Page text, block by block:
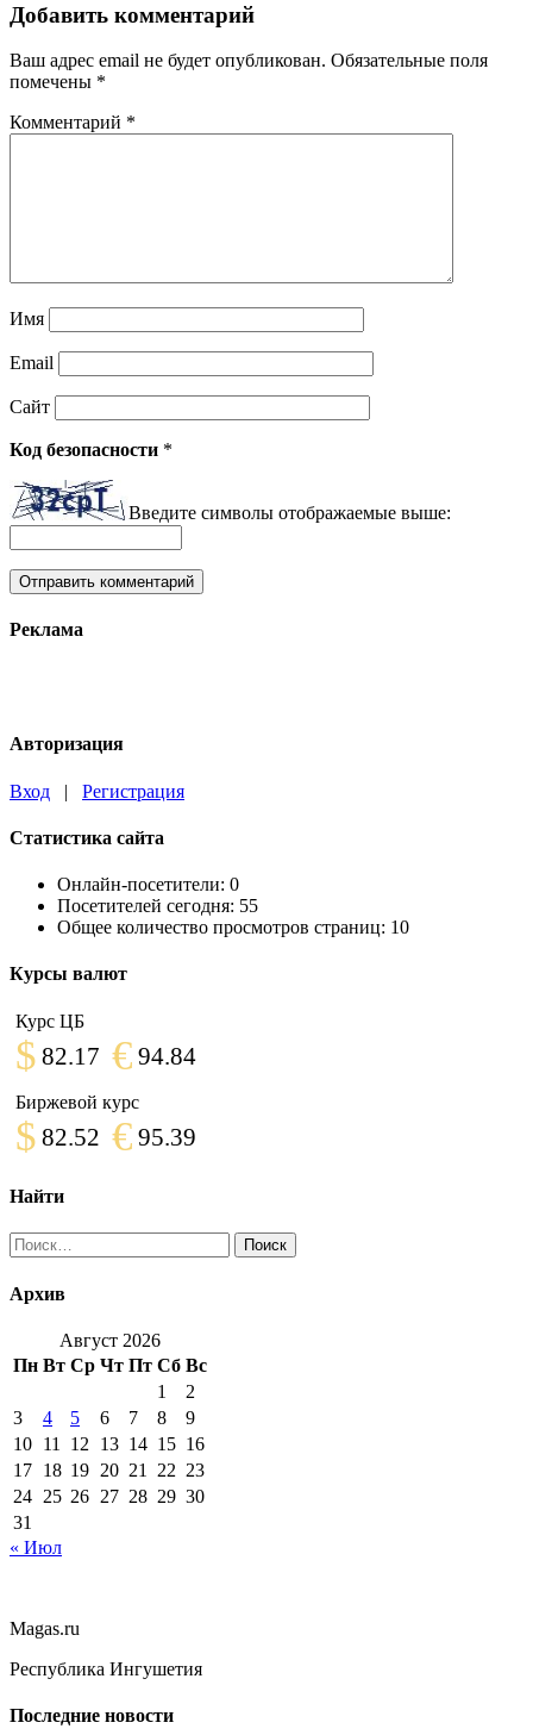
Добавить комментарий
Ваш адрес email не будет опубликован. Обязательные поля
помечены *
Комментарий *
Имя
Email
Сайт
Код безопасности *
Введите символы отображаемые выше:
Реклама
Авторизация
Вход | Регистрация
Статистика сайта
Онлайн-посетители: 0
Посетителей сегодня: 55
Общее количество просмотров страниц: 10
Курсы валют
Курс ЦБ
$ 82.17 € 94.84
Биржевой курс
$ 82.52 € 95.39
Найти
Найти:
Архив
Август 2026
Пн Вт Ср Чт Пт Сб Вс
1
2
3
4 5 6 7 8
9
10 11 12 13 14 15 16
17 18 19 20 21 22 23
24 25 26 27 28 29 30
31
« Июл
Magas.ru
Республика Ингушетия
Последние новости